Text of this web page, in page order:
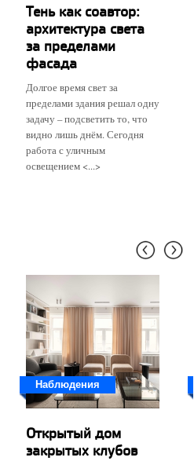
Тень как соавтор:
архитектура света
за пределами
фасада
Долгое время свет за
пределами здания решал одну
задачу – подсветить то, что
видно лишь днём. Сегодня
работа с уличным
освещением <...>
Наблюдения
Открытый дом
закрытых клубов